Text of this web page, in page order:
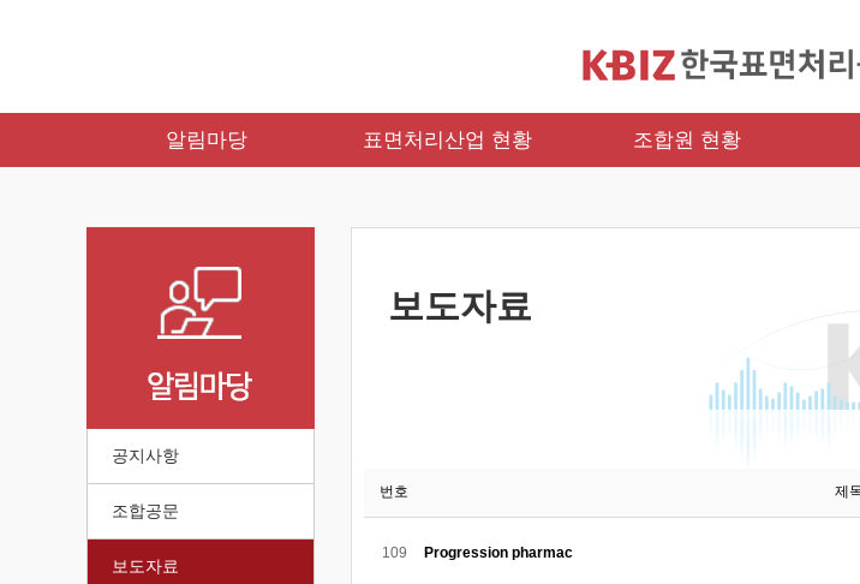
알림마당 표면처리산업 현황 조합원 현황
공지사항
조합공문
보도자료
보도자료
번호 제
109 Progression pharmac